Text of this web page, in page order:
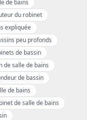
de bains
du robinet
expliquée
peu profonds
de bassin
de salle de bains
de bassin
de bains
de salle de bains